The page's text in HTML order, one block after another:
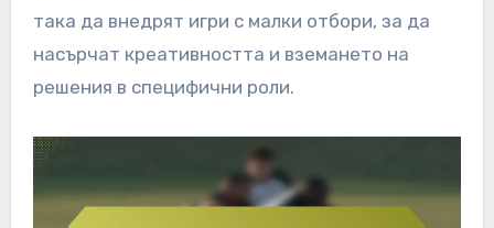
така да внедрят игри с малки отбори, за да
насърчат креативността и вземането на
решения в специфични роли.